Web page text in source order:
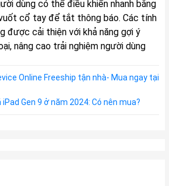
dùng có thể điều khiển nhanh bằng
cổ tay để tắt thông báo. Các tính
được cải thiện với khả năng gợi ý
nâng cao trải nghiệm người dùng
Online Freeship tận nhà- Mua ngay tại
Gen 9 ở năm 2024: Có nên mua?